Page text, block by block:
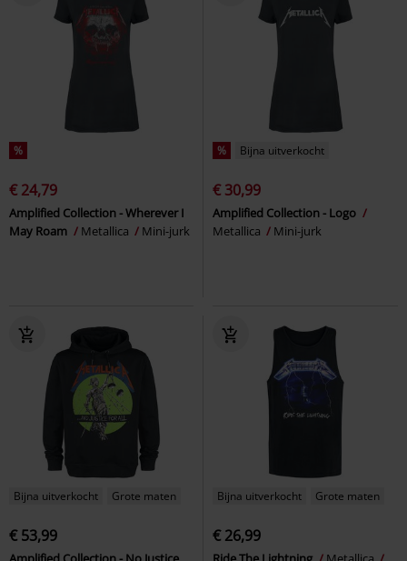
%
€ 24,79
Amplified Collection - Wherever I
May Roam
Metallica Mini-jurk
% Bijna uitverkocht
€ 30,99
Amplified Collection - Logo
Metallica
Mini-jurk
Bijna uitverkocht Grote maten
€ 53,99
Bijna uitverkocht Grote maten
€ 26,99